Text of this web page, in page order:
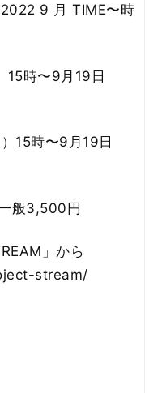
9 月 TIME〜時
15時〜9月19日
15時〜9月19日
般3,500円
」から
stream/